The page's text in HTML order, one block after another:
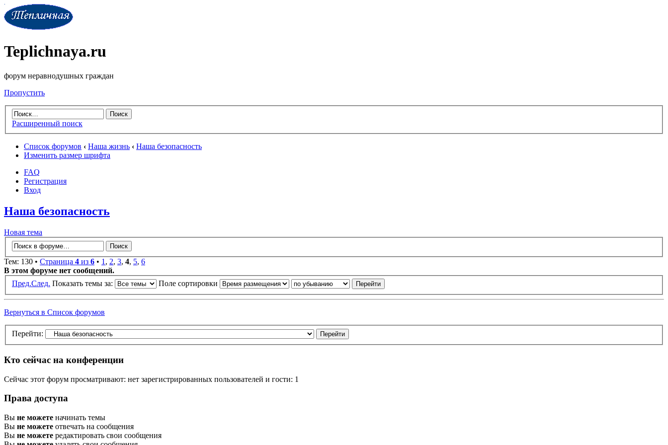
Teplichnaya.ru
форум неравнодушных граждан
Пропустить
Расширенный поиск
Список форумов ‹ Наша жизнь ‹ Наша безопасность
Изменить размер шрифта
FAQ
Регистрация
Вход
Наша безопасность
Новая тема
Тем: 130 • Страница 4 из 6 • 1 , 2, 3, 4, 5, 6
В этом форуме нет сообщений.
Пред.След. Показать темы за: Поле сортировки
Вернуться в Список форумов
Перейти:
Кто сейчас на конференции
Сейчас этот форум просматривают: нет зарегистрированных пользователей и гости: 1
Права доступа
Вы не можете начинать темы
Вы не можете отвечать на сообщения
Вы не можете редактировать свои сообщения